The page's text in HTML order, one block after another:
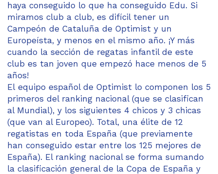
haya conseguido lo que ha conseguido Edu. Si
miramos club a club, es difícil tener un
Campeón de Cataluña de Optimist y un
Europeísta, y menos en el mismo año. ¡Y más
cuando la sección de regatas infantil de este
club es tan joven que empezó hace menos de 5
años!
El equipo español de Optimist lo componen los 5
primeros del ranking nacional (que se clasifican
al Mundial), y los siguientes 4 chicos y 3 chicas
(que van al Europeo). Total, una élite de 12
regatistas en toda España (que previamente
han conseguido estar entre los 125 mejores de
España). El ranking nacional se forma sumando
la clasificación general de la Copa de España y